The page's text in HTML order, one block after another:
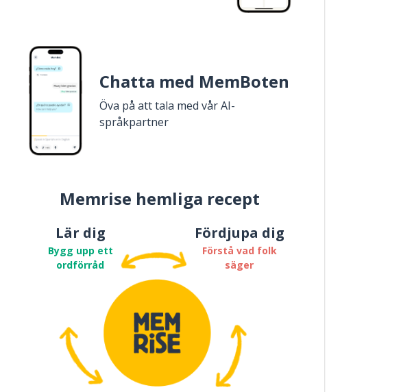
Chatta med MemBoten
Öva på att tala med vår AI-
språkpartner
Memrise hemliga recept
Lär dig
Bygg upp ett
ordförråd
Fördjupa dig
Förstå vad folk
säger